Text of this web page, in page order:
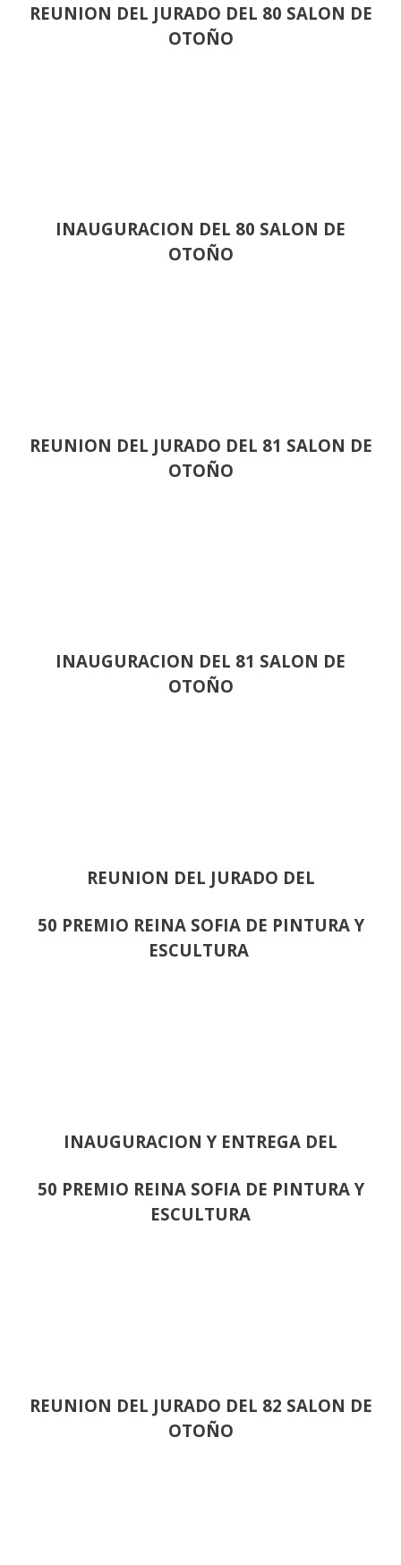
REUNION DEL JURADO DEL 80 SALON DE
OTOÑO
INAUGURACION DEL 80 SALON DE
OTOÑO
REUNION DEL JURADO DEL 81 SALON DE
OTOÑO
INAUGURACION DEL 81 SALON DE
OTOÑO
REUNION DEL JURADO DEL
50 PREMIO REINA SOFIA DE PINTURA Y
ESCULTURA
INAUGURACION Y ENTREGA DEL
50 PREMIO REINA SOFIA DE PINTURA Y
ESCULTURA
REUNION DEL JURADO DEL 82 SALON DE
OTOÑO